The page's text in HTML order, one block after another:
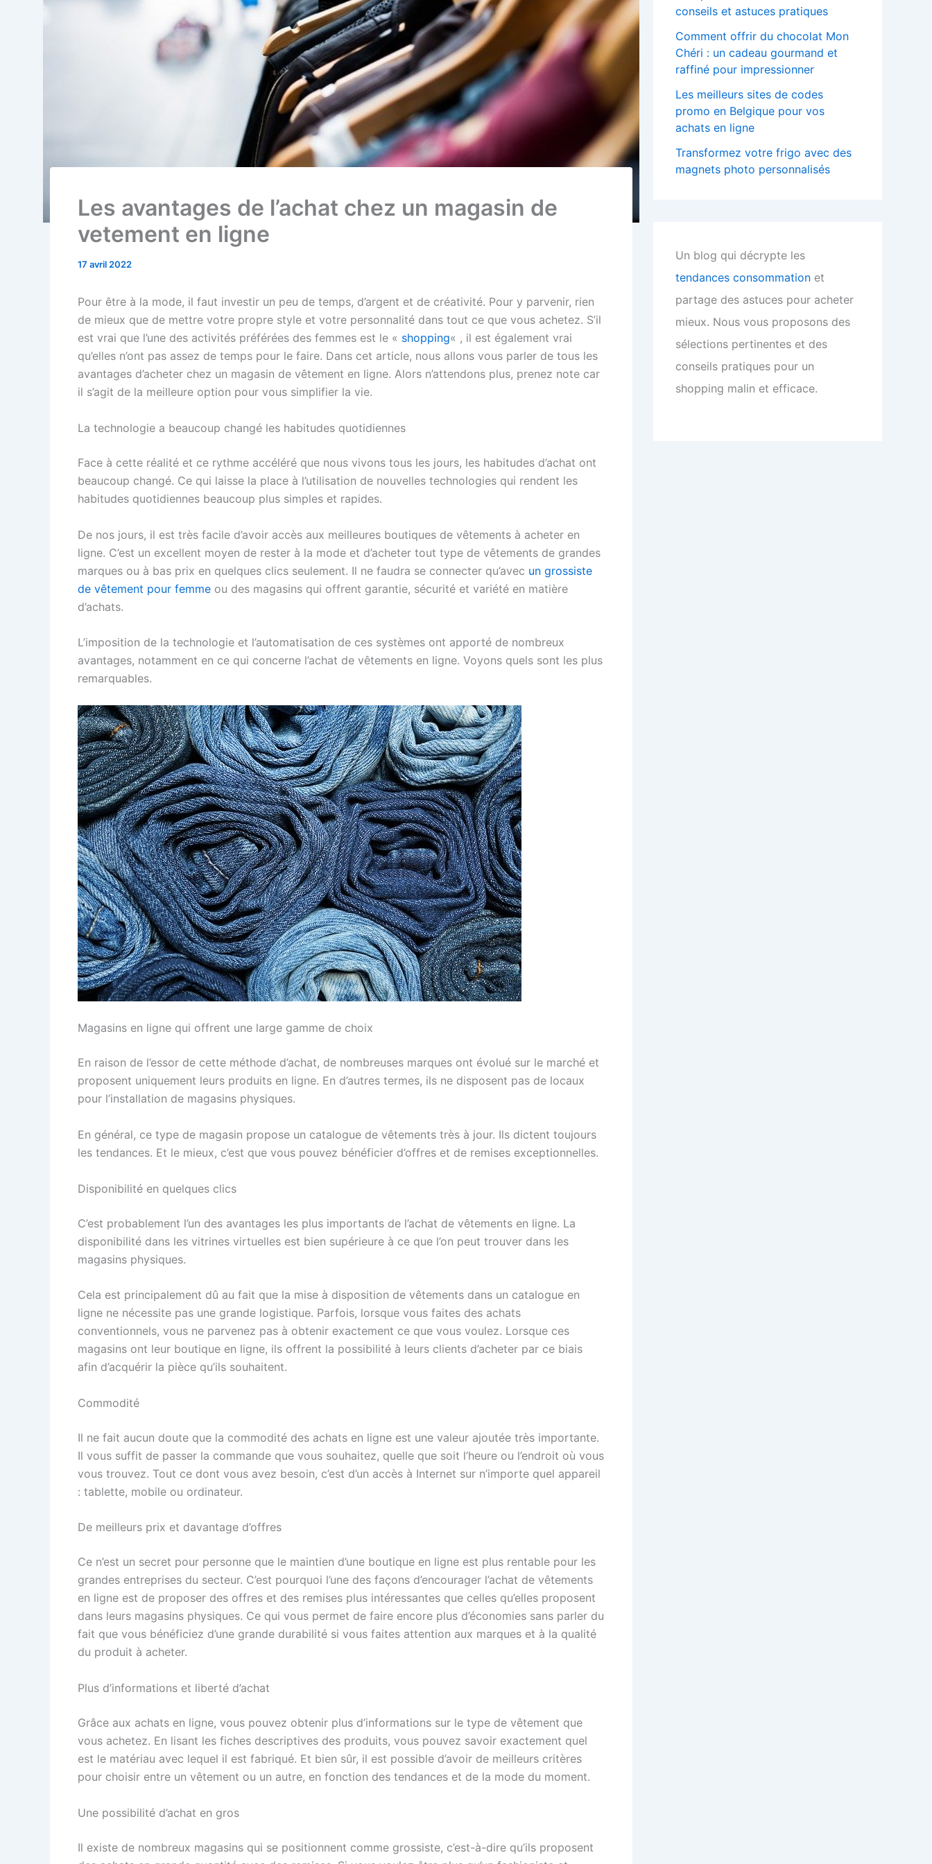
Les avantages de l’achat chez un magasin de
vetement en ligne
17 avril 2022
Pour être à la mode, il faut investir un peu de temps, d’argent et de créativité. Pour y parvenir, rien
de mieux que de mettre votre propre style et votre personnalité dans tout ce que vous achetez. S’il
est vrai que l’une des activités préférées des femmes est le « shopping« , il est également vrai
qu’elles n’ont pas assez de temps pour le faire. Dans cet article, nous allons vous parler de tous les
avantages d’acheter chez un magasin de vêtement en ligne. Alors n’attendons plus, prenez note car
il s’agit de la meilleure option pour vous simplifier la vie.
La technologie a beaucoup changé les habitudes quotidiennes
Face à cette réalité et ce rythme accéléré que nous vivons tous les jours, les habitudes d’achat ont
beaucoup changé. Ce qui laisse la place à l’utilisation de nouvelles technologies qui rendent les
habitudes quotidiennes beaucoup plus simples et rapides.
De nos jours, il est très facile d’avoir accès aux meilleures boutiques de vêtements à acheter en
ligne. C’est un excellent moyen de rester à la mode et d’acheter tout type de vêtements de grandes
marques ou à bas prix en quelques clics seulement. Il ne faudra se connecter qu’avec un grossiste
de vêtement pour femme ou des magasins qui offrent garantie, sécurité et variété en matière
d’achats.
L’imposition de la technologie et l’automatisation de ces systèmes ont apporté de nombreux
avantages, notamment en ce qui concerne l’achat de vêtements en ligne. Voyons quels sont les plus
remarquables.
Magasins en ligne qui offrent une large gamme de choix
En raison de l’essor de cette méthode d’achat, de nombreuses marques ont évolué sur le marché et
proposent uniquement leurs produits en ligne. En d’autres termes, ils ne disposent pas de locaux
pour l’installation de magasins physiques.
En général, ce type de magasin propose un catalogue de vêtements très à jour. Ils dictent toujours
les tendances. Et le mieux, c’est que vous pouvez bénéficier d’offres et de remises exceptionnelles.
Disponibilité en quelques clics
C’est probablement l’un des avantages les plus importants de l’achat de vêtements en ligne. La
disponibilité dans les vitrines virtuelles est bien supérieure à ce que l’on peut trouver dans les
magasins physiques.
Cela est principalement dû au fait que la mise à disposition de vêtements dans un catalogue en
ligne ne nécessite pas une grande logistique. Parfois, lorsque vous faites des achats
conventionnels, vous ne parvenez pas à obtenir exactement ce que vous voulez. Lorsque ces
magasins ont leur boutique en ligne, ils offrent la possibilité à leurs clients d’acheter par ce biais
afin d’acquérir la pièce qu’ils souhaitent.
Commodité
Il ne fait aucun doute que la commodité des achats en ligne est une valeur ajoutée très importante.
Il vous suffit de passer la commande que vous souhaitez, quelle que soit l’heure ou l’endroit où vous
vous trouvez. Tout ce dont vous avez besoin, c’est d’un accès à Internet sur n’importe quel appareil
: tablette, mobile ou ordinateur.
De meilleurs prix et davantage d’offres
Ce n’est un secret pour personne que le maintien d’une boutique en ligne est plus rentable pour les
grandes entreprises du secteur. C’est pourquoi l’une des façons d’encourager l’achat de vêtements
en ligne est de proposer des offres et des remises plus intéressantes que celles qu’elles proposent
dans leurs magasins physiques. Ce qui vous permet de faire encore plus d’économies sans parler du
fait que vous bénéficiez d’une grande durabilité si vous faites attention aux marques et à la qualité
du produit à acheter.
Plus d’informations et liberté d’achat
Grâce aux achats en ligne, vous pouvez obtenir plus d’informations sur le type de vêtement que
vous achetez. En lisant les fiches descriptives des produits, vous pouvez savoir exactement quel
est le matériau avec lequel il est fabriqué. Et bien sûr, il est possible d’avoir de meilleurs critères
pour choisir entre un vêtement ou un autre, en fonction des tendances et de la mode du moment.
Une possibilité d’achat en gros
Il existe de nombreux magasins qui se positionnent comme grossiste, c’est-à-dire qu’ils proposent
conseils et astuces pratiques
Comment offrir du chocolat Mon
Chéri : un cadeau gourmand et
raffiné pour impressionner
Les meilleurs sites de codes
promo en Belgique pour vos
achats en ligne
Transformez votre frigo avec des
magnets photo personnalisés
Un blog qui décrypte les
tendances consommation et
partage des astuces pour acheter
mieux. Nous vous proposons des
sélections pertinentes et des
conseils pratiques pour un
shopping malin et efficace.